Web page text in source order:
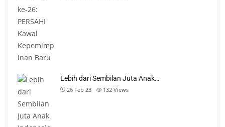
Lebih dari Sembilan Juta Anak…
26 Feb 23 132 Views